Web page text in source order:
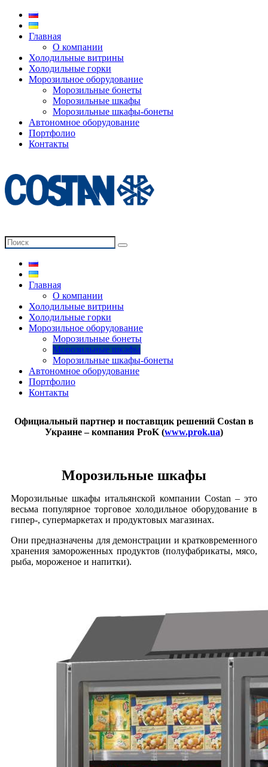
Главная
О компании
Холодильные витрины
Холодильные горки
Морозильное оборудование
Морозильные бонеты
Морозильные шкафы
Морозильные шкафы-бонеты
Автономное оборудование
Портфолио
Контакты
Главная
О компании
Холодильные витрины
Холодильные горки
Морозильное оборудование
Морозильные бонеты
Морозильные шкафы
Морозильные шкафы-бонеты
Автономное оборудование
Портфолио
Контакты
Официальный партнер и поставщик решений Costan в
Украине – компания ProK (www.prok.ua)
Морозильные шкафы
Морозильные шкафы итальянской компании Costan – это
весьма популярное торговое холодильное оборудование в
гипер-, супермаркетах и продуктовых магазинах.
Они предназначены для демонстрации и кратковременного
хранения замороженных продуктов (полуфабрикаты, мясо,
рыба, мороженое и напитки).